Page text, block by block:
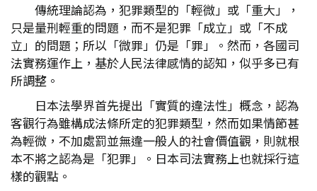
傳統理論認為，犯罪類型的「輕微」或「重大」，
只是量刑輕重的問題，而不是犯罪「成立」或「不成
立」的問題；所以「微罪」仍是「罪」。然而，各國司
法實務運作上，基於人民法律感情的認知，似乎多已有
所調整。
日本法學界首先提出「實質的違法性」概念，認為
客觀行為雖構成法條所定的犯罪類型，然而如果情節甚
為輕微，不加處罰並無違一般人的社會價值觀，則就根
本不將之認為是「犯罪」。日本司法實務上也就採行這
樣的觀點。